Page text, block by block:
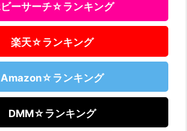
ーサーチ☆ランキング
楽天☆ランキング
Amazon☆ランキング
DMM☆ランキング